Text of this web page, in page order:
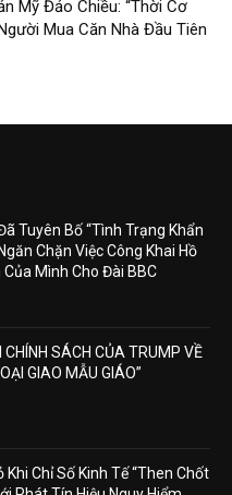
Mỹ Đảo Chiều: “Thời Cơ
Mua Căn Nhà Đầu Tiên
Tuyên Bố “Tình Trạng Khẩn
Chặn Việc Công Khai Hồ
Của Mình Cho Đài BBC
CHÍNH SÁCH CỦA TRUMP VỀ
GIAO MẪU GIÁO”
Khi Chỉ Số Kinh Tế “Then Chốt